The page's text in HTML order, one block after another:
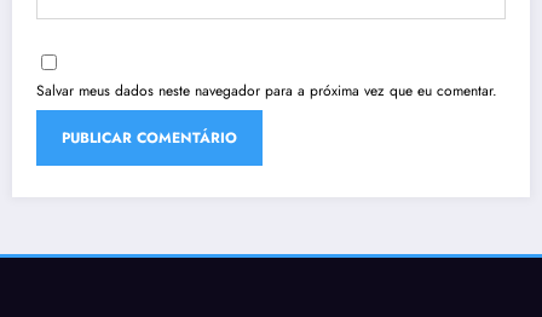
Salvar meus dados neste navegador para a próxima vez que eu comentar.